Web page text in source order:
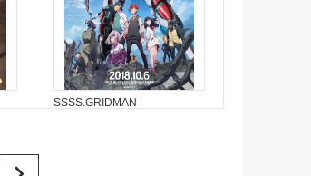
SSSS.GRIDMAN